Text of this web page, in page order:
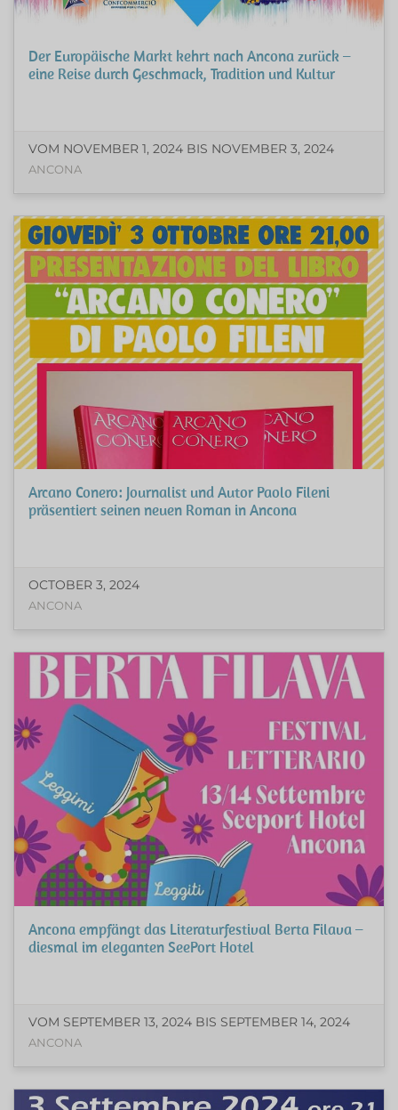
Der Europäische Markt kehrt nach Ancona zurück –
eine Reise durch Geschmack, Tradition und Kultur
VOM NOVEMBER 1, 2024 BIS NOVEMBER 3, 2024
ANCONA
Arcano Conero: Journalist und Autor Paolo Fileni
präsentiert seinen neuen Roman in Ancona
OCTOBER 3, 2024
ANCONA
Ancona empfängt das Literaturfestival Berta Filava –
diesmal im eleganten SeePort Hotel
VOM SEPTEMBER 13, 2024 BIS SEPTEMBER 14, 2024
ANCONA